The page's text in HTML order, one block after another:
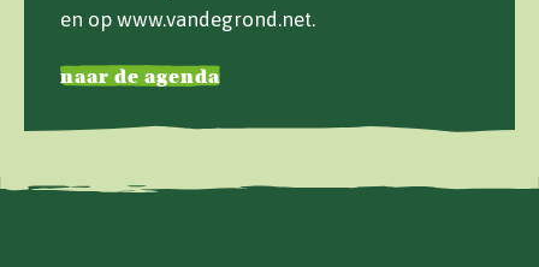
en op www.vandegrond.net.
naar de agenda